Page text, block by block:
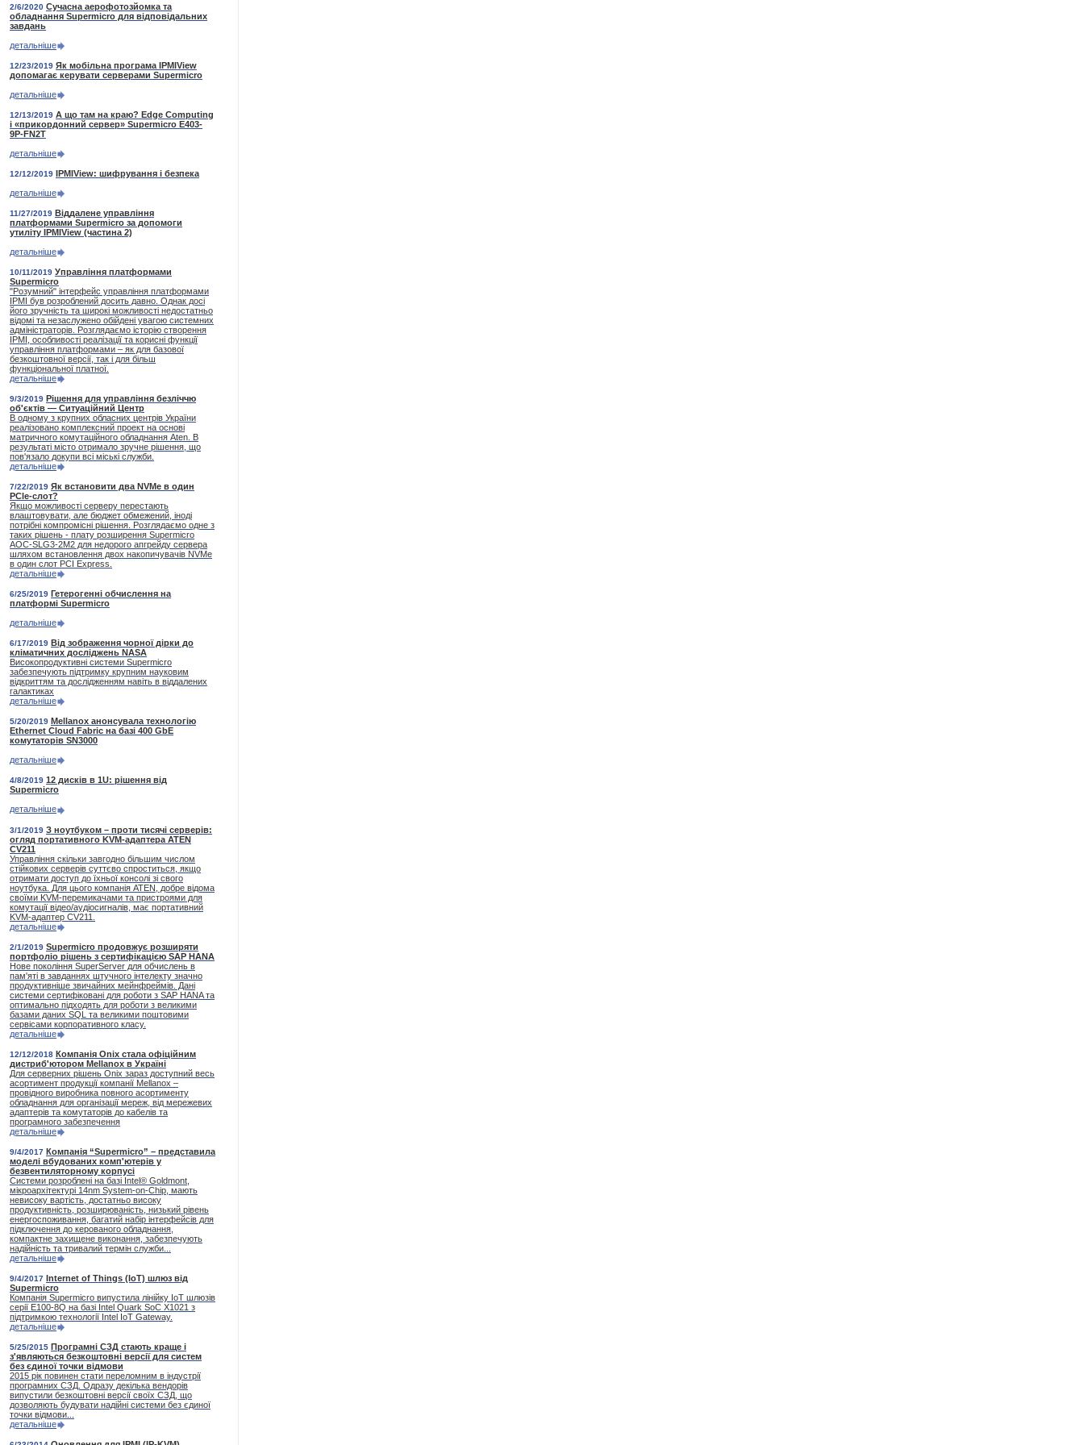
2/6/2020 Сучасна аерофотозйомка та
обладнання Supermicro для відповідальних
завдань
детальніше
12/23/2019 Як мобільна програма IPMIView
допомагає керувати серверами Supermicro
детальніше
12/13/2019 А що там на краю? Edge Computing
і «прикордонний сервер» Supermicro E403-
9P-FN2T
детальніше
12/12/2019 IPMIView: шифрування і безпека
детальніше
11/27/2019 Віддалене управління
платформами Supermicro за допомоги
утиліту ІРМІView (частина 2)
детальніше
10/11/2019 Управління платформами
Supermicro
"Розумний" інтерфейс управління платформами
IPMI був розроблений досить давно. Однак досі
його зручність та широкі можливості недостатньо
відомі та незаслужено обійдені увагою системних
адміністраторів. Розглядаємо історію створення
IPMI, особливості реалізації та корисні функції
управління платформами – як для базової
безкоштовної версії, так і для більш
функціональної платної.
детальніше
9/3/2019 Рішення для управління безліччю
об'єктів — Ситуаційний Центр
В одному з крупних обласних центрів України
реалізовано комплексний проект на основі
матричного комутаційного обладнання Aten. В
результаті місто отримало зручне рішення, що
пов'язало докупи всі міські служби.
детальніше
7/22/2019 Як встановити два NVMe в один
PCle-слот?
Якщо можливості серверу перестають
влаштовувати, але бюджет обмежений, іноді
потрібні компромісні рішення. Розглядаємо одне з
таких рішень - плату розширення Supermicro
AOC-SLG3-2M2 для недорого апгрейду сервера
шляхом встановлення двох накопичувачів NVMe
в один слот PCI Express.
детальніше
6/25/2019 Гетерогенні обчислення на
платформі Supermicro
детальніше
6/17/2019 Від зображення чорної дірки до
кліматичних досліджень NASA
Високопродуктивні системи Supermicro
забезпечують підтримку крупним науковим
відкриттям та дослідженням навіть в віддалених
галактиках
детальніше
5/20/2019 Mellanox анонсувала технологію
Ethernet Cloud Fabric на базі 400 GbE
комутаторів SN3000
детальніше
4/8/2019 12 дисків в 1U: рішення від
Supermicro
детальніше
3/1/2019 З ноутбуком – проти тисячі серверів:
огляд портативного KVM-адаптера ATEN
CV211
Управління скільки завгодно більшим числом
стійкових серверів суттєво спроститься, якщо
отримати доступ до їхньої консолі зі свого
ноутбука. Для цього компанія ATEN, добре відома
своїми KVM-перемикачами та пристроями для
комутації відео/аудіосигналів, має портативний
KVM-адаптер CV211.
детальніше
2/1/2019 Supermicro продовжує розширяти
портфоліо рішень з сертифікацією SAP HANA
Нове покоління SuperServer для обчислень в
пам'яті в завданнях штучного інтелекту значно
продуктивніше звичайних мейнфреймів. Дані
системи сертифіковані для роботи з SAP HANA та
оптимально підходять для роботи з великими
базами даних SQL та великими поштовими
сервісами корпоративного класу.
детальніше
12/12/2018 Компанія Onix стала офіційним
дистриб'ютором Mellanox в Україні
Для серверних рішень Onix зараз доступний весь
асортимент продукції компанії Mellanox –
провідного виробника повного асортименту
обладнання для організації мереж, від мережевих
адаптерів та комутаторів до кабелів та
програмного забезпечення
детальніше
9/4/2017 Компанія “Supermicro” – представила
моделі вбудованих комп'ютерів у
безвентиляторному корпусі
Системи розроблені на базі Intel® Goldmont,
мікроархітектурі 14nm System-on-Chip, мають
невисоку вартість, достатньо високу
продуктивність, розширюваність, низький рівень
енергоспоживання, багатий набір інтерфейсів для
підключення до керованого обладнання,
компактне захищене виконання, забезпечують
надійність та тривалий термін служби...
детальніше
9/4/2017 Internet of Things (IoT) шлюз від
Supermicro
Компанія Supermicro випустила лінійку IoT шлюзів
серії E100-8Q на базі Intel Quark SoC X1021 з
підтримкою технології Intel IoT Gateway.
детальніше
5/25/2015 Програмні СЗД стають краще і
з'являються безкоштовні версії для систем
без єдиної точки відмови
2015 рік повинен стати переломним в індустрії
програмних СЗД. Одразу декілька вендорів
випустили безкоштовні версії своїх СЗД, що
дозволяють будувати надійні системи без єдиної
точки відмови...
детальніше